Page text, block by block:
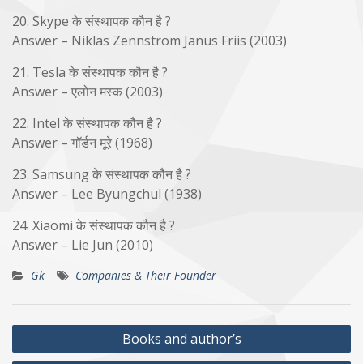
20. Skype के संस्थापक कौन है ?
Answer – Niklas Zennstrom Janus Friis (2003)
21. Tesla के संस्थापक कौन है ?
Answer – एलोन मस्क (2003)
22. Intel के संस्थापक कौन है ?
Answer – गॉर्डन मूरे (1968)
23. Samsung के संस्थापक कौन है ?
Answer – Lee Byungchul (1938)
24. Xiaomi के संस्थापक कौन है ?
Answer – Lie Jun (2010)
Gk Companies & Their Founder
Post
navigation
Books and author’s